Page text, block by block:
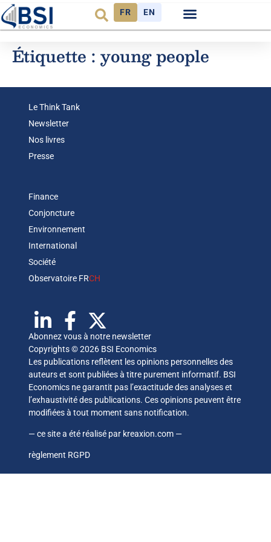
FR EN
Étiquette : young people
Le Think Tank
Newsletter
Nos livres
Presse
Finance
Conjoncture
Environnement
International
Société
Observatoire FRCH
Abonnez vous à notre newsletter
Copyrights © 2026 BSI Economics
Les publications reflètent les opinions personnelles des
auteurs et sont publiées à titre purement informatif. BSI
Economics ne garantit pas l’exactitude des analyses et
l’exhaustivité des publications. Ces opinions peuvent être
modifiées à tout moment sans notification.
— ce site a été réalisé par kreaxion.com —
règlement RGPD